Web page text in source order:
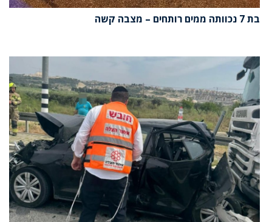
בת 7 נכוותה ממים רותחים – מצבה קשה